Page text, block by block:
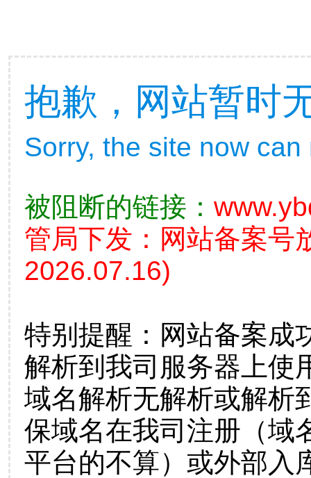
抱歉，网站暂时
Sorry, the site now
被阻断的链接：
管局下发：网站备案号
2026.07.16)
特别提醒：网站备案成
解析到我司服务器上使
域名解析无解析或解析
保域名在我司注册（域
平台的不算）或外部入